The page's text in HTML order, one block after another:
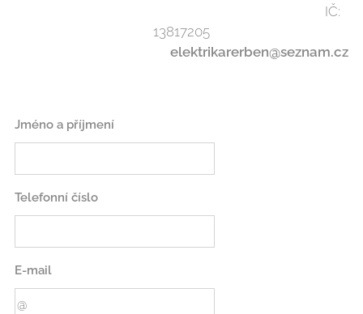
IČ:
13817205
elektrikarerben@seznam.cz
Jméno a příjmení
Telefonní číslo
E-mail